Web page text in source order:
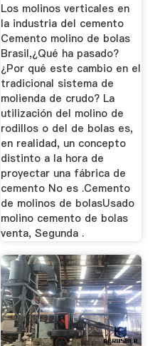
Los molinos verticales en
la industria del cemento
Cemento molino de bolas
Brasil,¿Qué ha pasado?
¿Por qué este cambio en el
tradicional sistema de
molienda de crudo? La
utilización del molino de
rodillos o del de bolas es,
en realidad, un concepto
distinto a la hora de
proyectar una fábrica de
cemento No es .Cemento
de molinos de bolasUsado
molino cemento de bolas
venta, Segunda .